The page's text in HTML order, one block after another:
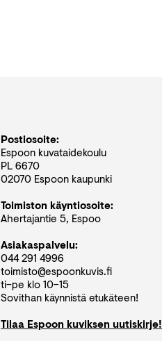
Postiosoite:
Espoon kuvataidekoulu
PL 6670
02070 Espoon kaupunki
Toimiston käyntiosoite:
Ahertajantie 5, Espoo
Asiakaspalvelu:
044 291 4996
toimisto@espoonkuvis.fi
ti–pe klo 10–15
Sovithan käynnistä etukäteen!
Tilaa Espoon kuviksen uutiskirje!